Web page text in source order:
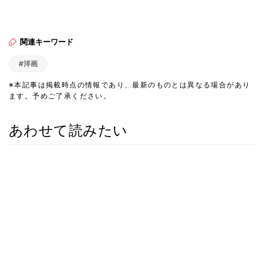
関連キーワード
#洋画
※本記事は掲載時点の情報であり、最新のものとは異なる場合があり
ます。予めご了承ください。
あわせて読みたい